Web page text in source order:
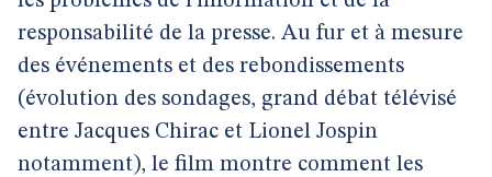
responsabilité de la presse. Au fur et à mesure
des événements et des rebondissements
(évolution des sondages, grand débat télévisé
entre Jacques Chirac et Lionel Jospin
notamment), le film montre comment les